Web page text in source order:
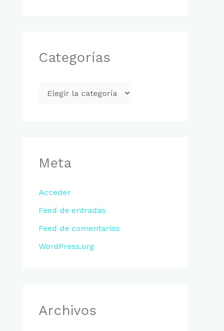
Categorías
Meta
Acceder
Feed de entradas
Feed de comentarios
WordPress.org
Archivos